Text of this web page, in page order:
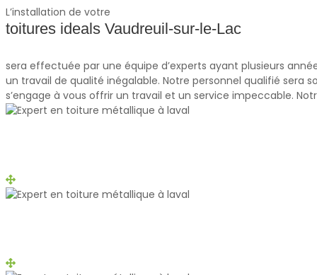
L’installation de votre
toitures ideals Vaudreuil-sur-le-Lac
sera effectuée par une équipe d’experts ayant plusieurs
un travail de qualité inégalable. Notre personnel qualifié sera
s’engage à vous offrir un travail et un service impeccable.